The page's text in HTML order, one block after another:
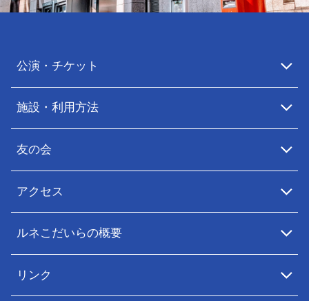
公演・チケット
施設・利用方法
友の会
アクセス
ルネこだいらの概要
リンク